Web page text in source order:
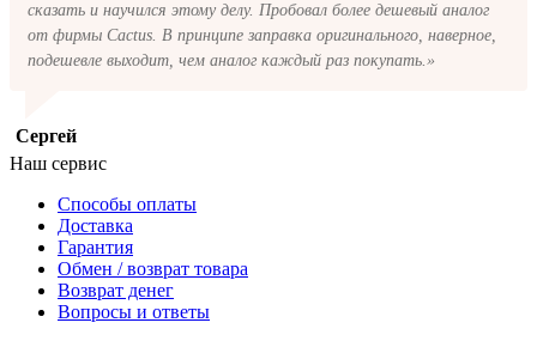
сказать и научился этому делу. Пробовал более дешевый аналог
от фирмы Cactus. В принципе заправка оригинального, наверное,
подешевле выходит, чем аналог каждый раз покупать.»
Сергей
Наш сервис
Способы оплаты
Доставка
Гарантия
Обмен / возврат товара
Возврат денег
Вопросы и ответы